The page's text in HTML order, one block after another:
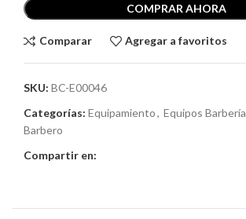
COMPRAR AHORA
Comparar Agregar a favoritos
SKU: BC-E00046
Categorías: Equipamiento, Equipos Barbería
Barbero
Compartir en: